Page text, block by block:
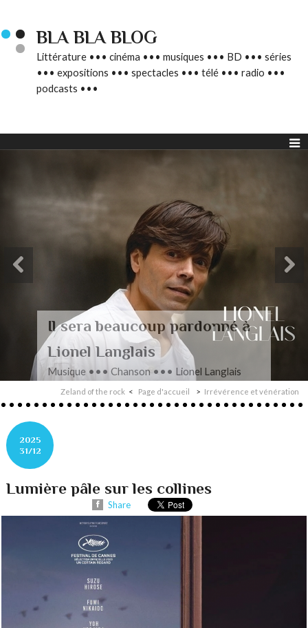
BLA BLA BLOG
Littérature ••• cinéma ••• musiques ••• BD ••• séries
••• expositions ••• spectacles ••• télé ••• radio •••
podcasts •••
Monographie à
Musique ••• Contemporain •••
Lefrançois, Nord-Sud
Zeland of the rock Page d'accueil Irrévérence et vénération
2025
31/12
Lumière pâle sur les collines
Share